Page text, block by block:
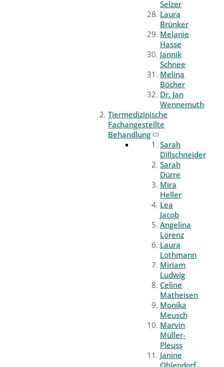
Selzer
Laura
Brünker
Melanie
Hasse
Jannik
Schnee
Melina
Böcher
Dr. Jan
Wennemuth
Tiermedizinische
Fachangestellte
Behandlung
Sarah
Dillschneider
Sarah
Dürre
Mira
Heller
Lea
Jacob
Angelina
Lorenz
Laura
Lothmann
Miriam
Ludwig
Celine
Matheisen
Monika
Meusch
Marvin
Müller-
Pleuss
Janine
Ohlendorf